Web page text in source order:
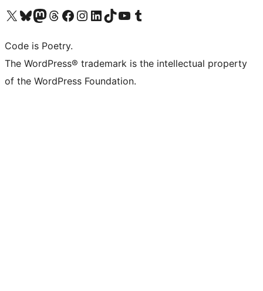
ຢ້ຽມຊົມບັນຊີ X (ຊື່ເກົ່າ Twitter) ຂອງພວກເຮົາຢ້ຽມຊົມບັນຊີ Bluesky ຂອງພວກເຮົາຢ້ຽມຊົມບັນຊີ Mastodon ຂອງພວກເຮົາຢ້ຽມຊົມບັນຊີ Threads ຂອງພວກເຮົາຢ້ຽມຊົມໜ້າ Facebook ຂອງພວກເຮົາຢ້ຽມຊົມບັນຊີ Instagram ຂອງພວກເຮົາຢ້ຽມຊົມບັນຊີ LinkedIn ຂອງພວກເຮົາຢ້ຽມຊົມບັນຊີ TikTok ຂອງພວກເຮົາຢ້ຽມຊົມຊ່ອງ YouTube ຂອງພວກເຮົາຢ້ຽມຊົມບັນຊີ Tumblr ຂອງພວກເຮົາ
Code is Poetry.
The WordPress® trademark is the intellectual property
of the WordPress Foundation.